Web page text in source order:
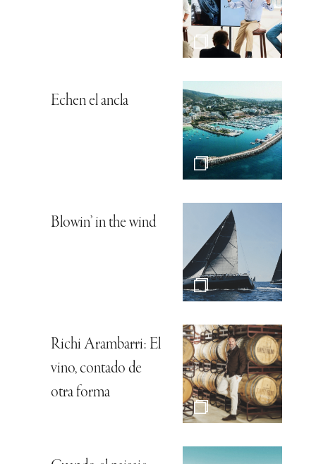
Echen el ancla
Blowin’ in the wind
Richi Arambarri: El
vino, contado de
otra forma